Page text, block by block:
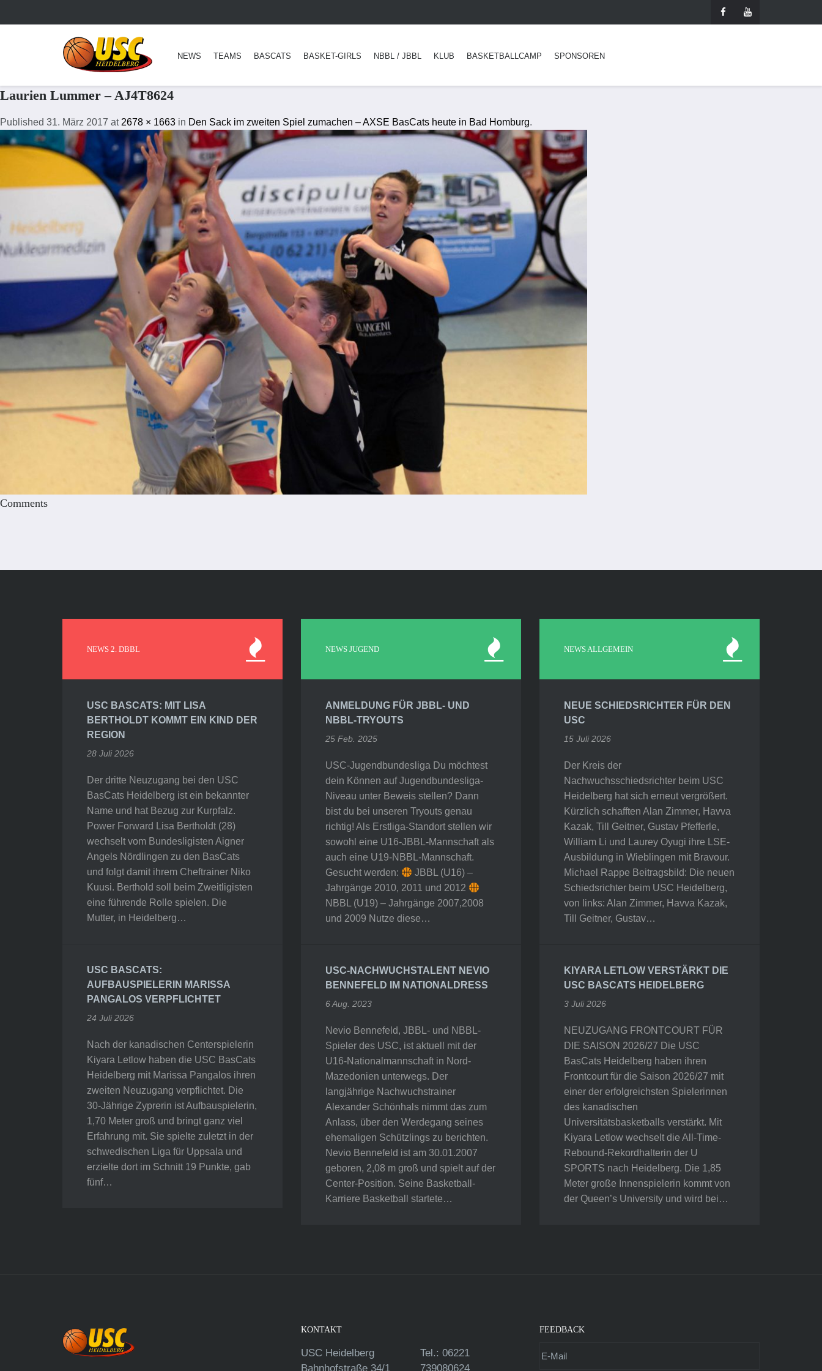
NEWS TEAMS BASCATS BASKET-GIRLS NBBL / JBBL KLUB BASKETBALLCAMP SPONSOREN
Laurien Lummer – AJ4T8624
Published 31. März 2017 at 2678 × 1663 in Den Sack im zweiten Spiel zumachen – AXSE BasCats heute in Bad Homburg.
Comments
NEWS 2. DBBL
USC BASCATS: MIT LISA
BERTHOLDT KOMMT EIN KIND DER
REGION
28 Juli 2026
Der dritte Neuzugang bei den USC
BasCats Heidelberg ist ein bekannter
Name und hat Bezug zur Kurpfalz.
Power Forward Lisa Bertholdt (28)
wechselt vom Bundesligisten Aigner
Angels Nördlingen zu den BasCats
und folgt damit ihrem Cheftrainer Niko
Kuusi. Berthold soll beim Zweitligisten
eine führende Rolle spielen. Die
Mutter, in Heidelberg…
USC BASCATS:
AUFBAUSPIELERIN MARISSA
PANGALOS VERPFLICHTET
24 Juli 2026
Nach der kanadischen Centerspielerin
Kiyara Letlow haben die USC BasCats
Heidelberg mit Marissa Pangalos ihren
zweiten Neuzugang verpflichtet. Die
30-Jährige Zyprerin ist Aufbauspielerin,
1,70 Meter groß und bringt ganz viel
Erfahrung mit. Sie spielte zuletzt in der
schwedischen Liga für Uppsala und
erzielte dort im Schnitt 19 Punkte, gab
fünf…
NEWS JUGEND
ANMELDUNG FÜR JBBL- UND
NBBL-TRYOUTS
25 Feb. 2025
USC-Jugendbundesliga Du möchtest
dein Können auf Jugendbundesliga-
Niveau unter Beweis stellen? Dann
bist du bei unseren Tryouts genau
richtig! Als Erstliga-Standort stellen wir
sowohl eine U16-JBBL-Mannschaft als
auch eine U19-NBBL-Mannschaft.
Gesucht werden:
JBBL (U16) –
Jahrgänge 2010, 2011 und 2012
NBBL (U19) – Jahrgänge 2007,2008
und 2009 Nutze diese…
USC-NACHWUCHSTALENT NEVIO
BENNEFELD IM NATIONALDRESS
6 Aug. 2023
Nevio Bennefeld, JBBL- und NBBL-
Spieler des USC, ist aktuell mit der
U16-Nationalmannschaft in Nord-
Mazedonien unterwegs. Der
langjährige Nachwuchstrainer
Alexander Schönhals nimmt das zum
Anlass, über den Werdegang seines
ehemaligen Schützlings zu berichten.
Nevio Bennefeld ist am 30.01.2007
geboren, 2,08 m groß und spielt auf der
Center-Position. Seine Basketball-
Karriere Basketball startete…
NEWS ALLGEMEIN
NEUE SCHIEDSRICHTER FÜR DEN
USC
15 Juli 2026
Der Kreis der
Nachwuchsschiedsrichter beim USC
Heidelberg hat sich erneut vergrößert.
Kürzlich schafften Alan Zimmer, Havva
Kazak, Till Geitner, Gustav Pfefferle,
William Li und Laurey Oyugi ihre LSE-
Ausbildung in Wieblingen mit Bravour.
Michael Rappe Beitragsbild: Die neuen
Schiedsrichter beim USC Heidelberg,
von links: Alan Zimmer, Havva Kazak,
Till Geitner, Gustav…
KIYARA LETLOW VERSTÄRKT DIE
USC BASCATS HEIDELBERG
3 Juli 2026
NEUZUGANG FRONTCOURT FÜR
DIE SAISON 2026/27 Die USC
BasCats Heidelberg haben ihren
Frontcourt für die Saison 2026/27 mit
einer der erfolgreichsten Spielerinnen
des kanadischen
Universitätsbasketballs verstärkt. Mit
Kiyara Letlow wechselt die All-Time-
Rebound-Rekordhalterin der U
SPORTS nach Heidelberg. Die 1,85
Meter große Innenspielerin kommt von
der Queen’s University und wird bei…
KONTAKT
USC Heidelberg
Bahnhofstraße 34/1
Tel.: 06221
739080624
FEEDBACK